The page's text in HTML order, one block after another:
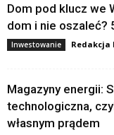
Dom pod klucz we
dom i nie oszaleć?
Inwestowanie Redakcja
Magazyny energii:
technologiczna,
własnym prądem